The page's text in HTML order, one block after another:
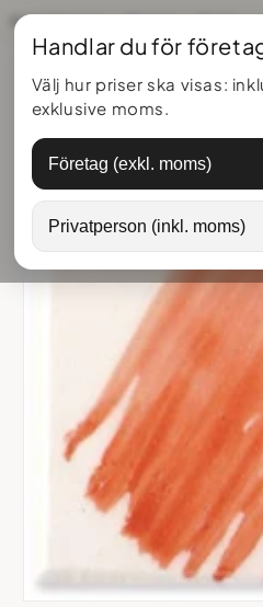
vidare
till
innehåll
Kontakta oss
vidare till
Handlar du för
Välj hur priser ska visas:
exklusive moms.
Företag (exkl. moms)
Privatperson (inkl. moms)